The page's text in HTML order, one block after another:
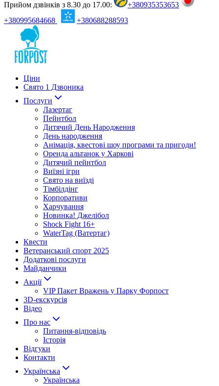
Прийом дзвінків з 8.30 до 17.00:
+380935353653
+380995684668
+380688288593
Ціни
Свято 1 Дзвоника
Послуги
Лазертаг
Пейнтбол
Дитячий День Народження
День народження
Анімація, квестові шоу програми та пригоди!
Оренда альтанок у Харкові
Дитячий пейнтбол
Виїзні ігри
Свято на виїзді
Тімбілдінг
Корпоративи
Харчування
Новинка! Джелібол
Shock Fight 16+
WaterTag (Ватертаг)
Квести
Ветеранський спорт 2025
Додаткові послуги
Майданчики
Акції
VIP Пакет Вражень у Парку Форпост
3D-екскурсія
Відео
Про нас
Питання-відповідь
Історія
Відгуки
Контакти
Українська
Українська